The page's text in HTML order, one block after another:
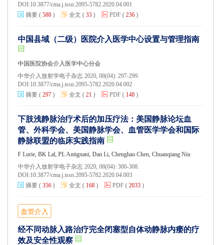
DOI:10.3877/cma.j.issn.2095-5782.2020.04.001
摘要 ( 588 ) 全文 ( 33 ) PDF ( 236 )
中国县域（二级）医院介入医学中心设置与管理指南
中国医院协会介入医学中心分会
中华介入放射学电子杂志 2020, 08(04): 297-299.
DOI:10.3877/cma.j.issn.2095-5782.2020.04.002
摘要 ( 297 ) 全文 ( 21 ) PDF ( 148 )
下肢浅静脉治疗术后的加压疗法：美国静脉论坛血
管、外科学会、美国静脉学会、血管医学学会和国际
静脉联盟的临床实践指南
F Lurie, BK Lal, PL Antignani, Dan Li, Chenghao Chen, Chuanqiang Niu
中华介入放射学电子杂志 2020, 08(04): 300-308.
DOI:10.3877/cma.j.issn.2095-5782.2020.04.003
摘要 ( 356 ) 全文 ( 168 ) PDF ( 2033 )
血管介入
经不同动脉入路治疗完全闭塞型自体动静脉内瘘的疗
效及安全性观察